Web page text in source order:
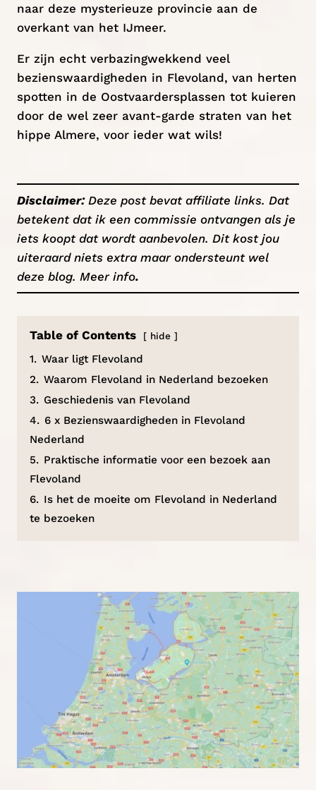
naar deze mysterieuze provincie aan de
overkant van het IJmeer.
Er zijn echt verbazingwekkend veel
bezienswaardigheden in Flevoland, van herten
spotten in de Oostvaardersplassen tot kuieren
door de wel zeer avant-garde straten van het
hippe Almere, voor ieder wat wils!
Disclaimer: Deze post bevat affiliate links. Dat
betekent dat ik een commissie ontvangen als je
iets koopt dat wordt aanbevolen. Dit kost jou
uiteraard niets extra maar ondersteunt wel
deze blog. Meer info.
Table of Contents hide
1. Waar ligt Flevoland
2. Waarom Flevoland in Nederland bezoeken
3. Geschiedenis van Flevoland
4. 6 x Bezienswaardigheden in Flevoland
Nederland
5. Praktische informatie voor een bezoek aan
Flevoland
6. Is het de moeite om Flevoland in Nederland
te bezoeken